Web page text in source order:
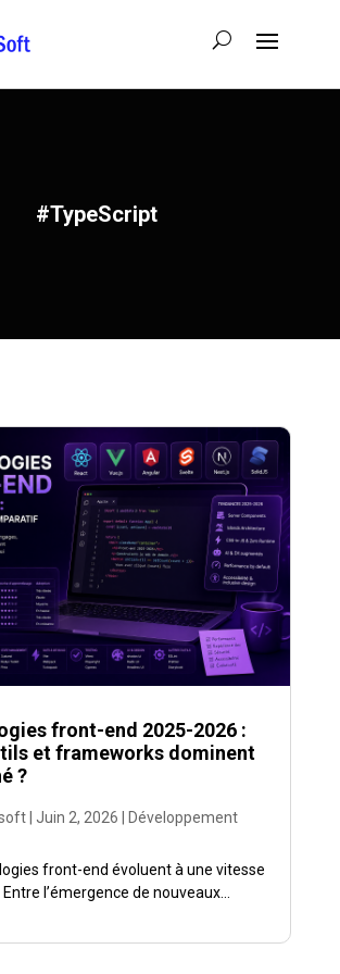
#TypeScript
front-end 2025-2026 :
et frameworks dominent
?
| Juin 2, 2026
Développement
front-end évoluent à une vitesse
l’émergence de nouveaux...